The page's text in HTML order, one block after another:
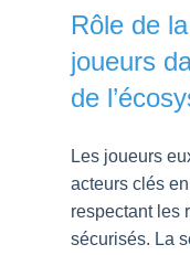
Rôle de
joueurs
de
Les joueurs
acteurs clés
respectant les
sécurisés. La